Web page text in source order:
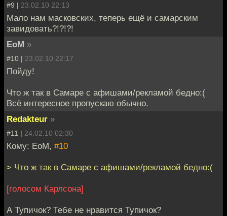
#9 | 23.02.10 22:13
Мало нам масковских, теперь ещё и самарским
завидовать?!?!?!
EoM »
#10 | 23.02.10 22:17
Пойду!
Что ж так в Самаре с афишами/рекламой бедно:(
Всё интересное пропускаю обычно.
Redakteur »
#11 | 24.02.10 02:30
Кому: EoM, #10
> Что ж так в Самаре с афишами/рекламой бедно:(
[голосом Карлсона]
А Тупичок? Тебе не нравится Тупичок?